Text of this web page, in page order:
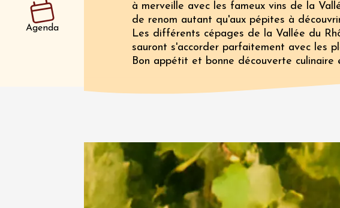
Agenda
10 août 2026
Gastronomie
Oenologie
Divers musique
Visan à Rosé
Visan
10 août 2026
Oenologie
Cyclotourisme
à merveille avec les fameux vins de la
de renom autant qu'aux pépites à
Les différents cépages de la Vallée du
sauront s'accorder parfaitement avec les
Bon appétit et bonne découverte culinaire